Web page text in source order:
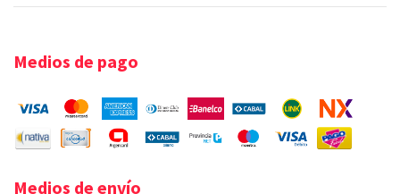
Medios de pago
Medios de envío